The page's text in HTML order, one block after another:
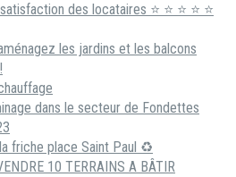
des locataires ⭐ ⭐ ⭐ ⭐ ⭐
les jardins et les balcons
dans le secteur de Fondettes
friche place Saint Paul ♻️
10 TERRAINS A BÂTIR